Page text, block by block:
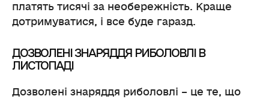
платять тисячі за необережність. Краще
дотримуватися, і все буде гаразд.
ДОЗВОЛЕНІ ЗНАРЯДДЯ РИБОЛОВЛІ В
ЛИСТОПАДІ
Дозволені знаряддя риболовлі – це те, що